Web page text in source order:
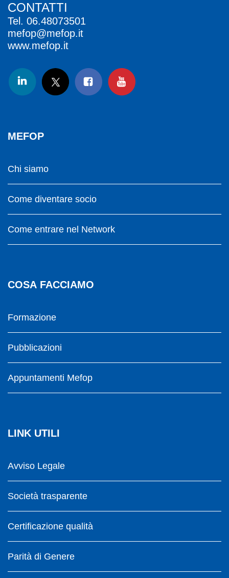
CONTATTI
Tel. 06.48073501
mefop@mefop.it
www.mefop.it
MEFOP
Chi siamo
Come diventare socio
Come entrare nel Network
COSA FACCIAMO
Formazione
Pubblicazioni
Appuntamenti Mefop
LINK UTILI
Avviso Legale
Società trasparente
Certificazione qualità
Parità di Genere